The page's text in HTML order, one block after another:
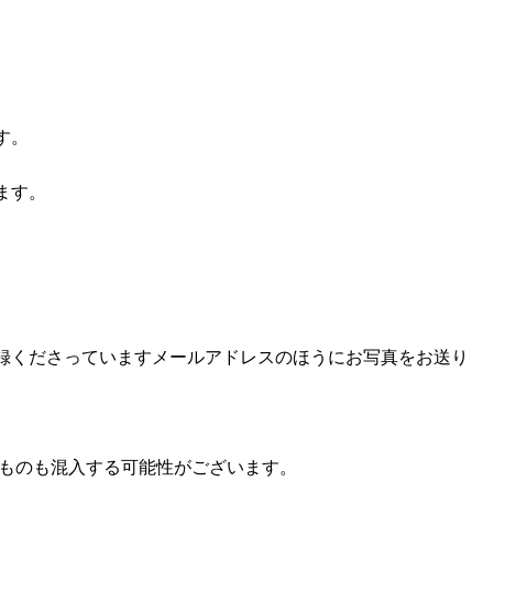
。
ださっていますメールアドレスのほうにお写真をお送り
のも混入する可能性がございます。